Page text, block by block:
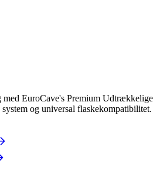
EuroCave's Premium Udtrækkelige
og universal flaskekompatibilitet.